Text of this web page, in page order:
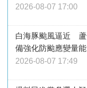
2026-08-07 17:00
白海豚颱風逼近 蘆
備強化防颱應變量能
2026-08-07 17:49